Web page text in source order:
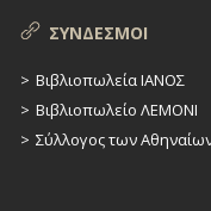
ΣΥΝΔΕΣΜΟΙ
Βιβλιοπωλεία ΙΑΝΟΣ
Βιβλιοπωλείο ΛΕΜΟΝΙ
Σύλλογος των